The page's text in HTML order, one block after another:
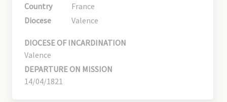
Country
France
Diocese
Valence
DIOCESE OF INCARDINATION
Valence
DEPARTURE ON MISSION
14/04/1821